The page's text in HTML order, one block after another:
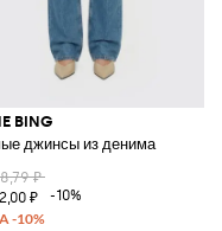
BING
джинсы из денима
₽
₽
-10%